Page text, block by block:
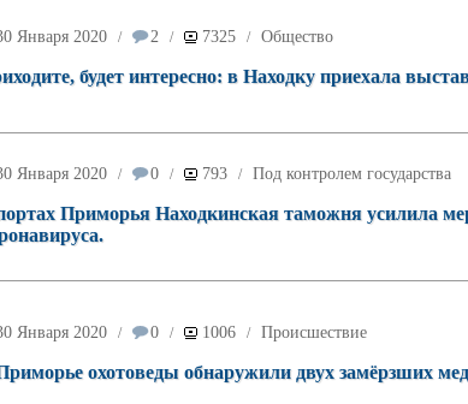
Января 2020 / 2 / 7325 / Общество
будет интересно: в Находку приехала
Января 2020 / 0 / 793 / Под контролем государства
Приморья Находкинская таможня усилила
Января 2020 / 0 / 1006 / Происшествие
охотоведы обнаружили двух замёрзших